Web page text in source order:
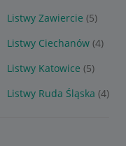
Listwy Zawiercie (5)
Listwy Ciechanów (4)
Listwy Katowice (5)
Listwy Ruda Śląska (4)